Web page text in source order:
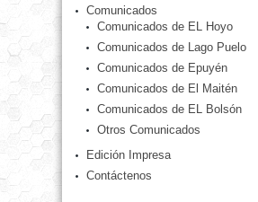
Comunicados
Comunicados de EL Hoyo
Comunicados de Lago Puelo
Comunicados de Epuyén
Comunicados de El Maitén
Comunicados de EL Bolsón
Otros Comunicados
Edición Impresa
Contáctenos